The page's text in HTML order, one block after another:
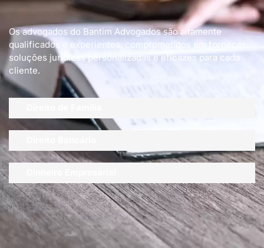
Os advogados do Bantim Advogados são altamente
qualificados e experientes, comprometidos em fornecer
soluções jurídicas personalizadas e eficazes para cada
cliente.